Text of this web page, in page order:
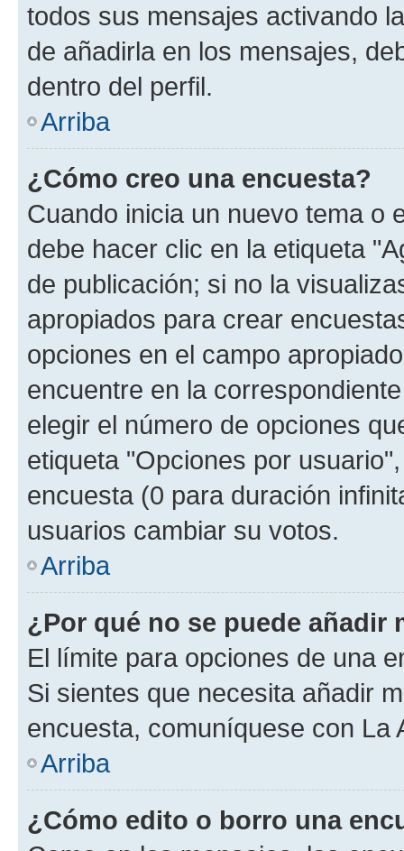
todos sus mensajes activando
de añadirla en los mensajes,
dentro del perfil.
Arriba
¿Cómo creo una encuesta?
Cuando inicia un nuevo tema o
debe hacer clic en la etiqueta
de publicación; si no la
apropiados para crear
opciones en el campo
encuentre en la
elegir el número de opciones
etiqueta "Opciones por
encuesta (0 para duración
usuarios cambiar su votos.
Arriba
¿Por qué no se puede añadir
El límite para opciones de una
Si sientes que necesita añadir
encuesta, comuníquese con La
Arriba
¿Cómo edito o borro una